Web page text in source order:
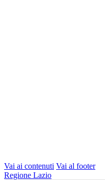
Vai ai contenuti Vai al footer
Regione Lazio